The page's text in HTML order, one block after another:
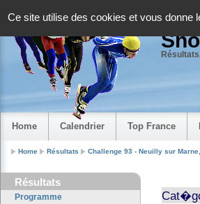
Ce site utilise des cookies et vous donne
Home Calendrier Top France
Home Résultats Challenge 93 - Neuilly sur
Résultats
Programme